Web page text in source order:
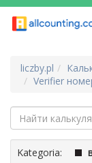
liczby.pl
Verifier
Kategoria: